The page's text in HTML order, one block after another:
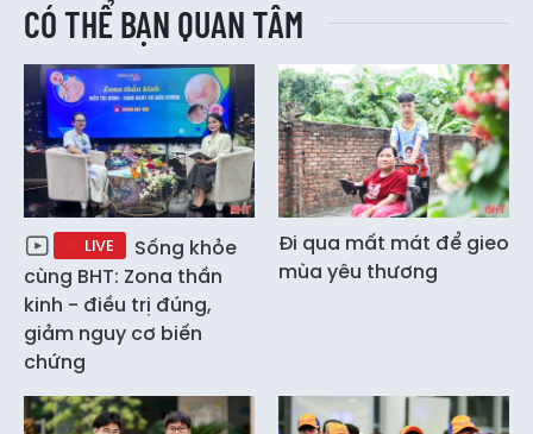
CÓ THỂ BẠN QUAN TÂM
LIVE
Sống khỏe
cùng BHT: Zona thần
kinh - điều trị đúng,
giảm nguy cơ biến
chứng
Đi qua mất mát để gieo
mùa yêu thương